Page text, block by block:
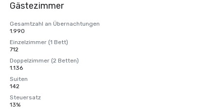
Gästezimmer
Gesamtzahl an Übernachtungen
1.990
Einzelzimmer (1 Bett)
712
Doppelzimmer (2 Betten)
1.136
Suiten
142
Steuersatz
13%